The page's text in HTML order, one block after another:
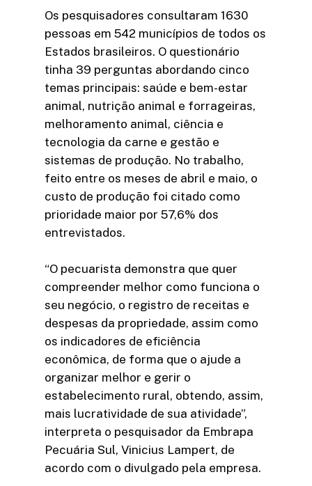
Os pesquisadores consultaram 1630
pessoas em 542 municípios de todos os
Estados brasileiros. O questionário
tinha 39 perguntas abordando cinco
temas principais: saúde e bem-estar
animal, nutrição animal e forrageiras,
melhoramento animal, ciência e
tecnologia da carne e gestão e
sistemas de produção. No trabalho,
feito entre os meses de abril e maio, o
custo de produção foi citado como
prioridade maior por 57,6% dos
entrevistados.
“O pecuarista demonstra que quer
compreender melhor como funciona o
seu negócio, o registro de receitas e
despesas da propriedade, assim como
os indicadores de eficiência
econômica, de forma que o ajude a
organizar melhor e gerir o
estabelecimento rural, obtendo, assim,
mais lucratividade de sua atividade”,
interpreta o pesquisador da Embrapa
Pecuária Sul, Vinicius Lampert, de
acordo com o divulgado pela empresa.